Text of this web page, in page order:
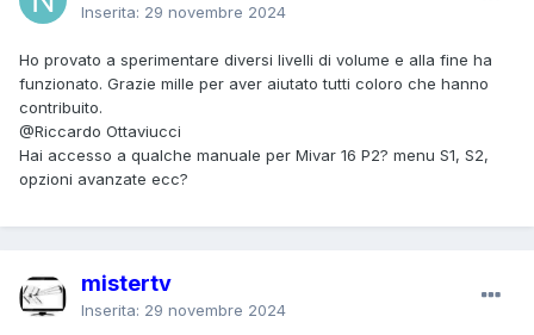
Inserita: 29 novembre 2024
Ho provato a sperimentare diversi livelli di volume e alla fine ha
funzionato. Grazie mille per aver aiutato tutti coloro che hanno
contribuito.
@Riccardo Ottaviucci
Hai accesso a qualche manuale per Mivar 16 P2? menu S1, S2,
opzioni avanzate ecc?
mistertv
Inserita: 29 novembre 2024